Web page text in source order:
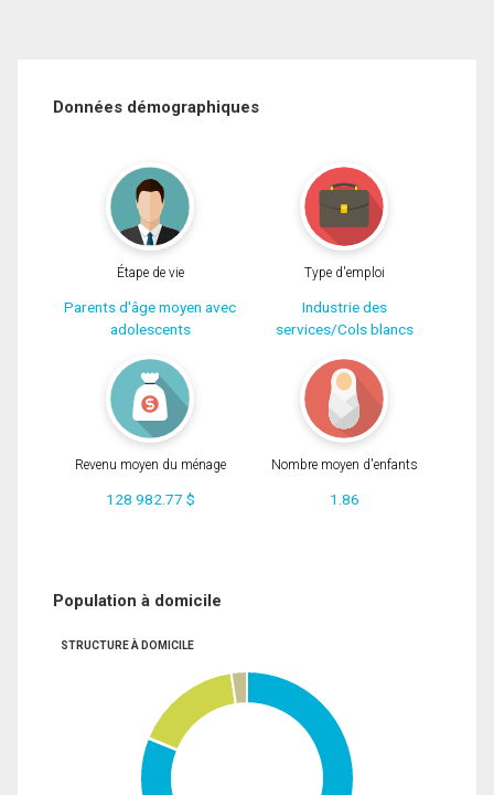
Données démographiques
Étape de vie
Parents d'âge moyen avec
adolescents
Type d'emploi
Industrie des
services/Cols blancs
Revenu moyen du ménage
128 982.77 $
Nombre moyen d'enfants
1.86
Population à domicile
STRUCTURE À DOMICILE